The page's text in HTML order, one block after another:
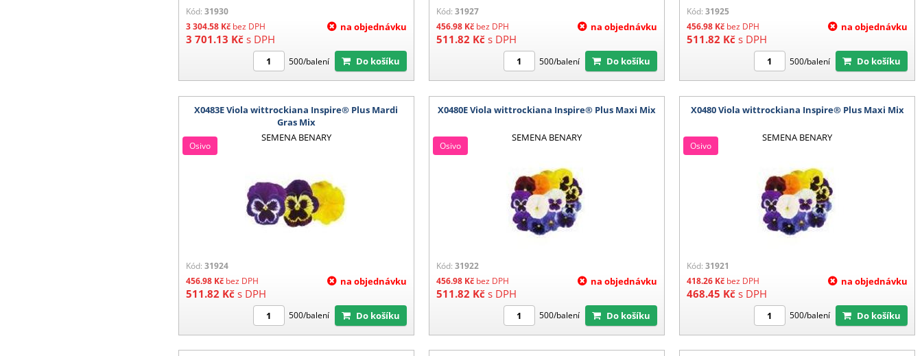
Kód: 31930
3 304.58 Kč bez DPH
3 701.13 Kč s DPH
na objednávku
500/balení Do košíku
Kód:31927
456.98 Kč bez DPH
511.82 Kč s DPH
na objednávku
500/balení Do košíku
Kód:31925
456.98 Kč bez DPH
511.82 Kč s DPH
na objednávku
500/balení Do košíku
X0483E Viola wittrockiana Inspire® Plus Mardi
Gras Mix
SEMENA BENARY
Kód: 31924
456.98 Kč bez DPH
511.82 Kč s DPH
Osivo
na objednávku
500/balení Do košíku
X0480E Viola wittrockiana Inspire® Plus Maxi Mix
SEMENA BENARY
Kód:31922
456.98 Kč bez DPH
511.82 Kč s DPH
Osivo
na objednávku
500/balení Do košíku
X0480 Viola wittrockiana Inspire® Plus Maxi Mix
SEMENA BENARY
Kód:31921
418.26 Kč bez DPH
468.45 Kč s DPH
Osivo
na objednávku
500/balení Do košíku